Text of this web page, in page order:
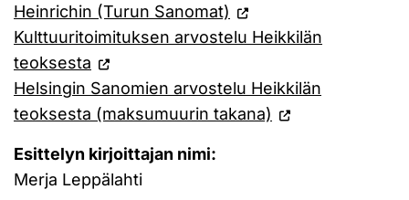
Heinrichin (Turun Sanomat)
Kulttuuritoimituksen arvostelu Heikkilän
teoksesta
Helsingin Sanomien arvostelu Heikkilän
teoksesta (maksumuurin takana)
Esittelyn kirjoittajan nimi:
Merja Leppälahti